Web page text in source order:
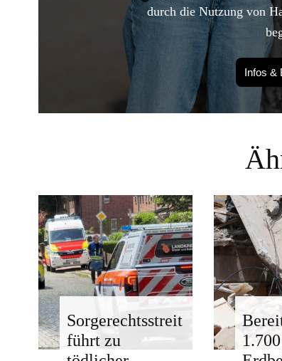
durch die Nutzung von
Infos &
Sorgerechtsstreit
führt zu